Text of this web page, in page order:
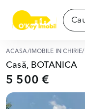
ACASĂ/ IMOBILE ÎN CHIRIE/
Casă, BOTANICA
5 500 €